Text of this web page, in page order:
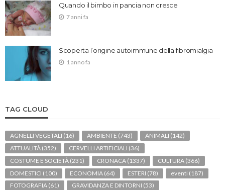
Quando il bimbo in pancia non cresce
7 anni fa
Scoperta l’origine autoimmune della fibromialgia
1 anno fa
TAG CLOUD
AGNELLI VEGETALI (16) AMBIENTE (743) ANIMALI (142)
ATTUALITÀ (352) CERVELLI ARTIFICIALI (36)
COSTUME E SOCIETÀ (231) CRONACA (1337) CULTURA (366)
DOMESTICI (100) ECONOMIA (64) ESTERI (78) eventi (187)
FOTOGRAFIA (61) GRAVIDANZA E DINTORNI (53)